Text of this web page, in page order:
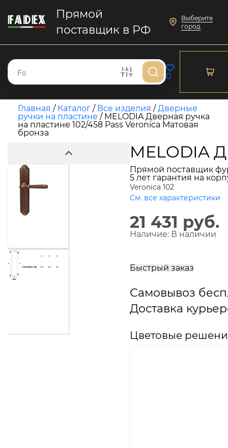
Прямой
поставщик в РФ
Выберите
город
0
Главная / Каталог / Все изделия /Дверные
ручки на пластине / MELODIA Дверная ручка
на пластине 102/458 Pass Veronica Матовая
бронза
MELODIA
Прямой поставщик
5 лет гарантия на
Veronica 102
См. все характеристики
21 431 руб.
Наличие: В наличии
Быстрый заказ
Самовывоз
Доставка
Цветовые